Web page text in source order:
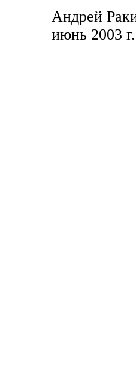
Андрей
июнь 2003 г.